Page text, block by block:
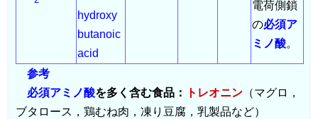
hydroxy
butanoic
acid
電荷側鎖
の必須ア
ミノ酸。
参考
必須アミノ酸を多く含む食品： トレオニン （マグロ，
ブタロース，鶏むね肉，凍り豆腐，乳製品など）